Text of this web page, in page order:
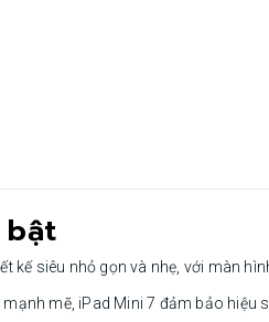
bật
kế siêu nhỏ gọn và nhẹ, với màn
mẽ, iPad Mini 7 đảm bảo hiệu